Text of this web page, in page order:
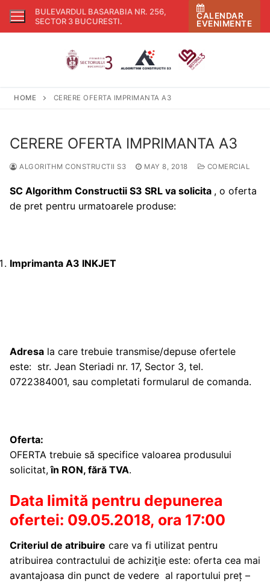
Skip
BULEVARDUL BASARABIA NR. 256,
SECTOR 3 BUCURESTI.
CALENDAR
EVENIMENTE
HOME CERERE OFERTA IMPRIMANTA A3
CERERE OFERTA IMPRIMANTA A3
ALGORITHM CONSTRUCTII S3 MAY 8, 2018 COMERCIAL
SC Algorithm Constructii S3 SRL va solicita , o oferta
de pret pentru urmatoarele produse:
Imprimanta A3 INKJET
Adresa la care trebuie transmise/depuse ofertele
este: str. Jean Steriadi nr. 17, Sector 3, tel.
0722384001, sau completati formularul de comanda.
Oferta:
OFERTA trebuie să specifice valoarea produsului
solicitat,în RON, fără TVA.
Data limită pentru depunerea
ofertei: 09.05.2018, ora 17:00
Criteriul de atribuire care va fi utilizat pentru
atribuirea contractului de achiziţie este: oferta cea mai
avantajoasa din punct de vedere al raportului preț –